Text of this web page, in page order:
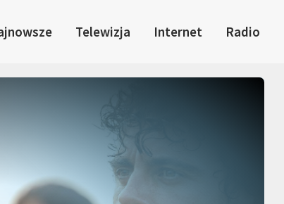
Telewizja Internet Radio